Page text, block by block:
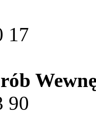
17
90